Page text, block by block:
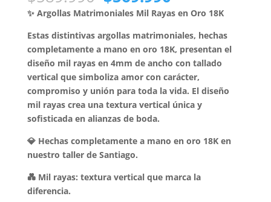
precio
original
era:
$589.990.
precio
actual
es:
$569.990.
✨ Argollas Matrimoniales Mil Rayas en Oro 18K
Estas distintivas argollas matrimoniales, hechas
completamente a mano en oro 18K, presentan el
diseño mil rayas en 4mm de ancho con tallado
vertical que simboliza amor con carácter,
compromiso y unión para toda la vida. El diseño
mil rayas crea una textura vertical única y
sofisticada en alianzas de boda.
💎 Hechas completamente a mano en oro 18K en
nuestro taller de Santiago.
💑 Mil rayas: textura vertical que marca la
diferencia.